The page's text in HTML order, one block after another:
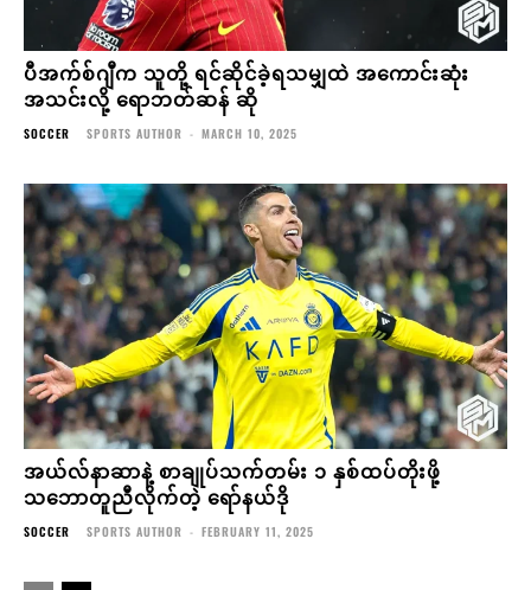
ပီအက်စ်ဂျီက သူတို့ ရင်ဆိုင်ခဲ့ရသမျှထဲ အကောင်းဆုံး
အသင်းလို့ ရောဘတ်ဆန် ဆို
SOCCER SPORTS AUTHOR - MARCH 10, 2025
အယ်လ်နာဆာနဲ့ စာချုပ်သက်တမ်း ၁ နှစ်ထပ်တိုးဖို့
သဘောတူညီလိုက်တဲ့ ရော်နယ်ဒို
SOCCER SPORTS AUTHOR - FEBRUARY 11, 2025